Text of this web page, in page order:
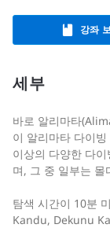
강좌
세부
바로 알리마타
이 알리마타 다이
이상의 다양한 다
며, 그 중 일부는 몰
탐색 시간이 10분
Kandu, Dekunu